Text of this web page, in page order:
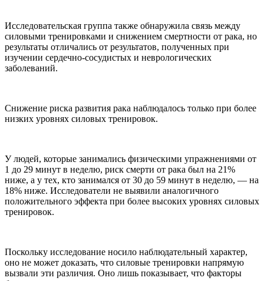
Исследовательская группа также обнаружила связь между
силовыми тренировками и снижением смертности от рака, но
результаты отличались от результатов, полученных при
изучении сердечно-сосудистых и неврологических
заболеваний.
Снижение риска развития рака наблюдалось только при более
низких уровнях силовых тренировок.
У людей, которые занимались физическими упражнениями от
1 до 29 минут в неделю, риск смерти от рака был на 21%
ниже, а у тех, кто занимался от 30 до 59 минут в неделю, — на
18% ниже. Исследователи не выявили аналогичного
положительного эффекта при более высоких уровнях силовых
тренировок.
Поскольку исследование носило наблюдательный характер,
оно не может доказать, что силовые тренировки напрямую
вызвали эти различия. Оно лишь показывает, что факторы